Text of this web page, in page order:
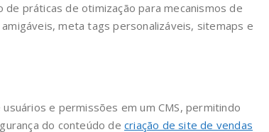
de práticas de otimização para mecanismos de
meta tags personalizáveis, sitemaps e
e permissões em um CMS, permitindo
do conteúdo decriação de site de vendas